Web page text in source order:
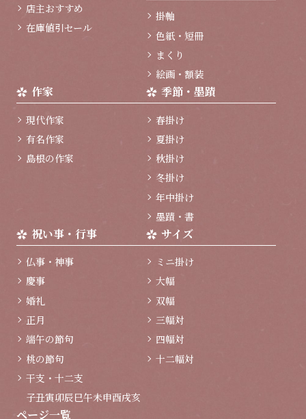
店主おすすめ
在庫値引セール
掛軸
色紙・短冊
まくり
絵画・額装
作家
現代作家
有名作家
島根の作家
季節・墨蹟
春掛け
夏掛け
秋掛け
冬掛け
年中掛け
墨蹟・書
祝い事・行事
仏事・神事
慶事
婚礼
正月
端午の節句
桃の節句
干支・十二支
子丑寅卯辰巳午未申酉戌亥
サイズ
ミニ掛け
大幅
双幅
三幅対
四幅対
十二幅対
ページ一覧